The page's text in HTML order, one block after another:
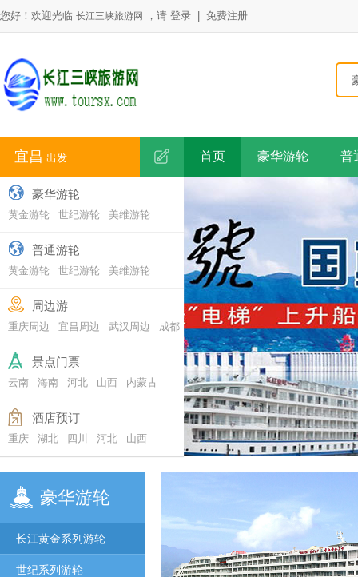
您好！欢迎光临 长江三峡旅游网 ，请 登录 免费注册
宜昌 出发
豪华游轮
黄金游轮 世纪游轮 美维游轮
普通游轮
黄金游轮 世纪游轮 美维游轮
周边游
重庆周边 宜昌周边 武汉周边
成都
景点门票
云南 海南 河北 山西 内蒙古
酒店预订
重庆 湖北 四川 河北 山西
首页 豪华游轮 普
豪华游轮
长江黄金系列游轮
世纪系列游轮